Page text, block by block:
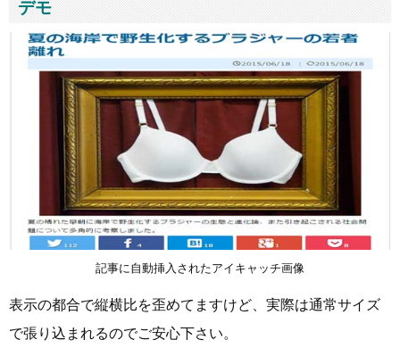
デモ
記事に自動挿入されたアイキャッチ画像
表示の都合で縦横比を歪めてますけど、実際は通常サイズ
で張り込まれるのでご安心下さい。